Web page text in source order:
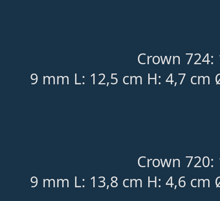
Crown 724:
9 mm L: 12,5 cm H: 4,7
Crown 720:
9 mm L: 13,8 cm H: 4,6